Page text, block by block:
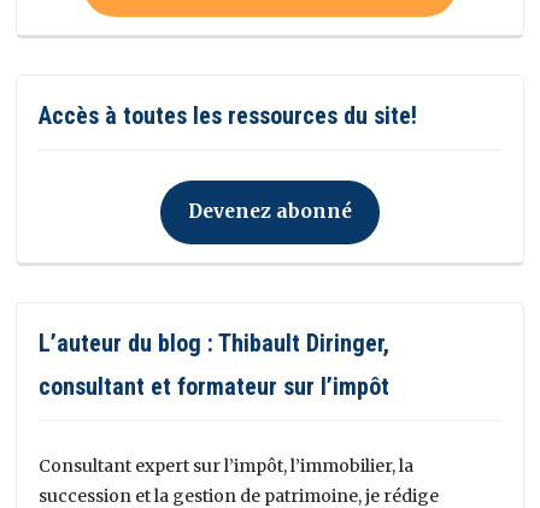
Accès à toutes les ressources du site!
Devenez abonné
L’auteur du blog : Thibault Diringer,
consultant et formateur sur l’impôt
Consultant expert sur l’impôt, l’immobilier, la
succession et la gestion de patrimoine, je rédige